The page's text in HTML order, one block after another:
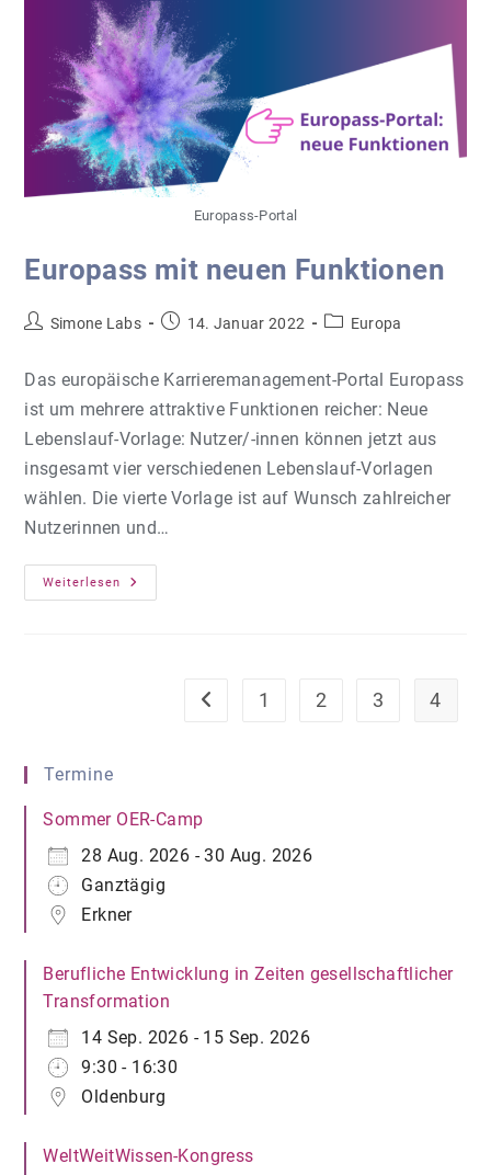
Europass-Portal
Europass mit neuen Funktionen
Beitrags-
Simone Labs
Beitrag14. Januar 2022
Beitrags-
Europa
Das europäische Karrieremanagement-Portal Europass
ist um mehrere attraktive Funktionen reicher: Neue
Lebenslauf-Vorlage: Nutzer/-innen können jetzt aus
insgesamt vier verschiedenen Lebenslauf-Vorlagen
wählen. Die vierte Vorlage ist auf Wunsch zahlreicher
Nutzerinnen und…
Weiterlesen
Europass
Mit
Zur vorherigen Seite
1 2 3 4
Termine
Sommer OER-Camp
28 Aug. 2026 - 30 Aug. 2026
Ganztägig
Erkner
Berufliche Entwicklung in Zeiten gesellschaftlicher
Transformation
14 Sep. 2026 - 15 Sep. 2026
9:30 - 16:30
Oldenburg
WeltWeitWissen-Kongress